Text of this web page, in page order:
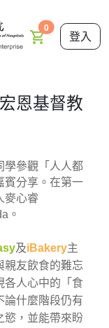
0
登入
恩基督教
學參觀「人人都
賓分享。在第一
麥心睿
。
及iBakery主
親友飲食的難忘
各人心中的「食
論什麼階段仍有
慾，並能帶來盼